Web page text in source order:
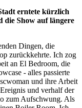
erntete kürzlich
die Show auf längere
Dingen, die
zurückkehrte. Ich zog
an El Bedroom, die
- alles passierte
und ihre Arbeit
und verhalf der
zum Aufschwung. Als